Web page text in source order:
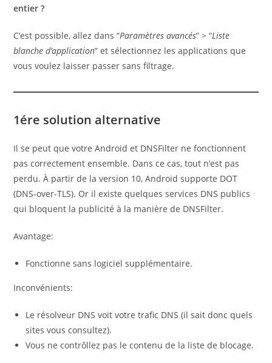
entier ?
C’est possible, allez dans “Paramètres avancés” > “Liste
blanche d’application” et sélectionnez les applications que
vous voulez laisser passer sans filtrage.
1ére solution alternative
Il se peut que votre Android et DNSFilter ne fonctionnent
pas correctement ensemble. Dans ce cas, tout n’est pas
perdu. À partir de la version 10, Android supporte DOT
(DNS-over-TLS). Or il existe quelques services DNS publics
qui bloquent la publicité à la manière de DNSFilter.
Avantage:
Fonctionne sans logiciel supplémentaire.
Inconvénients:
Le résolveur DNS voit votre trafic DNS (il sait donc quels
sites vous consultez).
Vous ne contrôllez pas le contenu de la liste de blocage.